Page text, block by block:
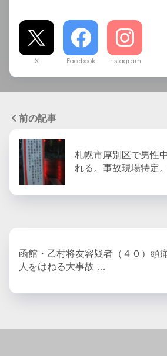
X Facebook Instagram
前の記事
札幌市厚別区で男性
れる。事故現場特定
函館・乙村将友容疑者（４０）頭
人をはねる大事故 …